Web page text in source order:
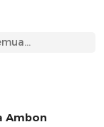
Ambon